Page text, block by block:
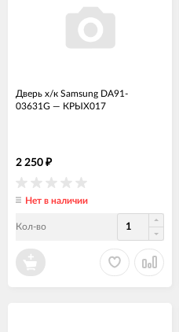
Дверь х/к Samsung DA91-
03631G — КРЫХ017
2 250 ₽
Нет в наличии
Кол-во